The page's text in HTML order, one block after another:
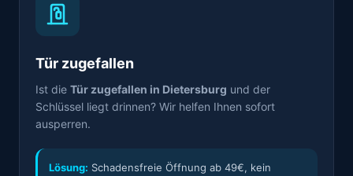
Tür zugefallen
Ist die Tür zugefallen in Dietersburg und der
Schlüssel liegt drinnen? Wir helfen Ihnen sofort
ausperren.
Lösung: Schadensfreie Öffnung ab 49€, kein